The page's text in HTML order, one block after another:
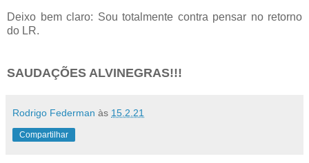
Deixo bem claro: Sou totalmente contra pensar no retorno
do LR.
SAUDAÇÕES ALVINEGRAS!!!
Rodrigo Federman às 15.2.21
Compartilhar